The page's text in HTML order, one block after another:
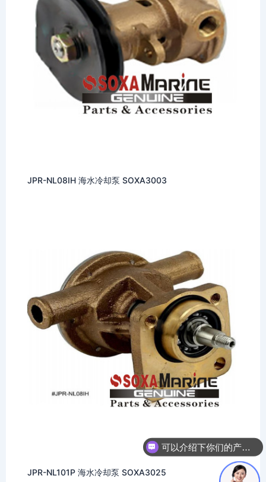
JPR-NL08IH 海水冷却泵 SOXA3003
JPR-NL101P 海水冷却泵 SOXA3025
可以介绍下你们的产品么